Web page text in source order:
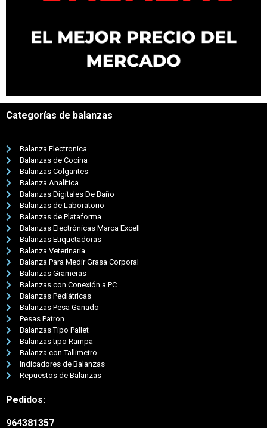
Categorías de balanzas
Balanza Electronica
Balanzas de Cocina
Balanzas Colgantes
Balanza Analítica
Balanzas Digitales De Baño
Balanzas de Laboratorio
Balanzas de Plataforma
Balanzas Electrónicas Marca Excell
Balanzas Etiquetadoras
Balanza Veterinaria
Balanza Para Medir Grasa Corporal
Balanzas Grameras
Balanzas con Conexión a PC
Balanzas Pediátricas
Balanzas Pesa Ganado
Pesas Patron
Balanzas Tipo Pallet
Balanzas tipo Rampa
Balanza con Tallimetro
Indicadores de Balanzas
Repuestos de Balanzas
Pedidos:
964381357